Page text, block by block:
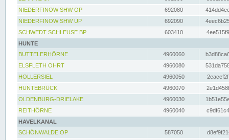
NIEDERFINOW SHW OP
692080
NIEDERFINOW SHW UP
692090
SCHWEDT SCHLEUSE BP
603410
HUNTE
BUTTELERHÖRNE
4960060
ELSFLETH OHRT
4960080
HOLLERSIEL
4960050
HUNTEBRÜCK
4960070
OLDENBURG-DRIELAKE
4960030
REITHÖRNE
4960040
HAVELKANAL
SCHÖNWALDE OP
587050